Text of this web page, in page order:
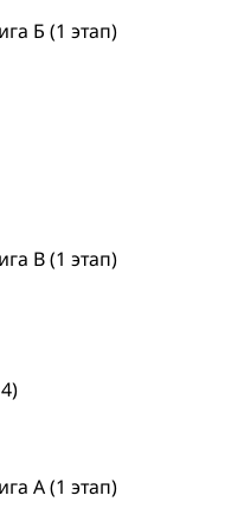
Б (1 этап)
В (1 этап)
А (1 этап)